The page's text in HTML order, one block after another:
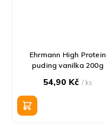
Ehrmann High Protein
puding vanilka 200g
54,90 Kč/ ks